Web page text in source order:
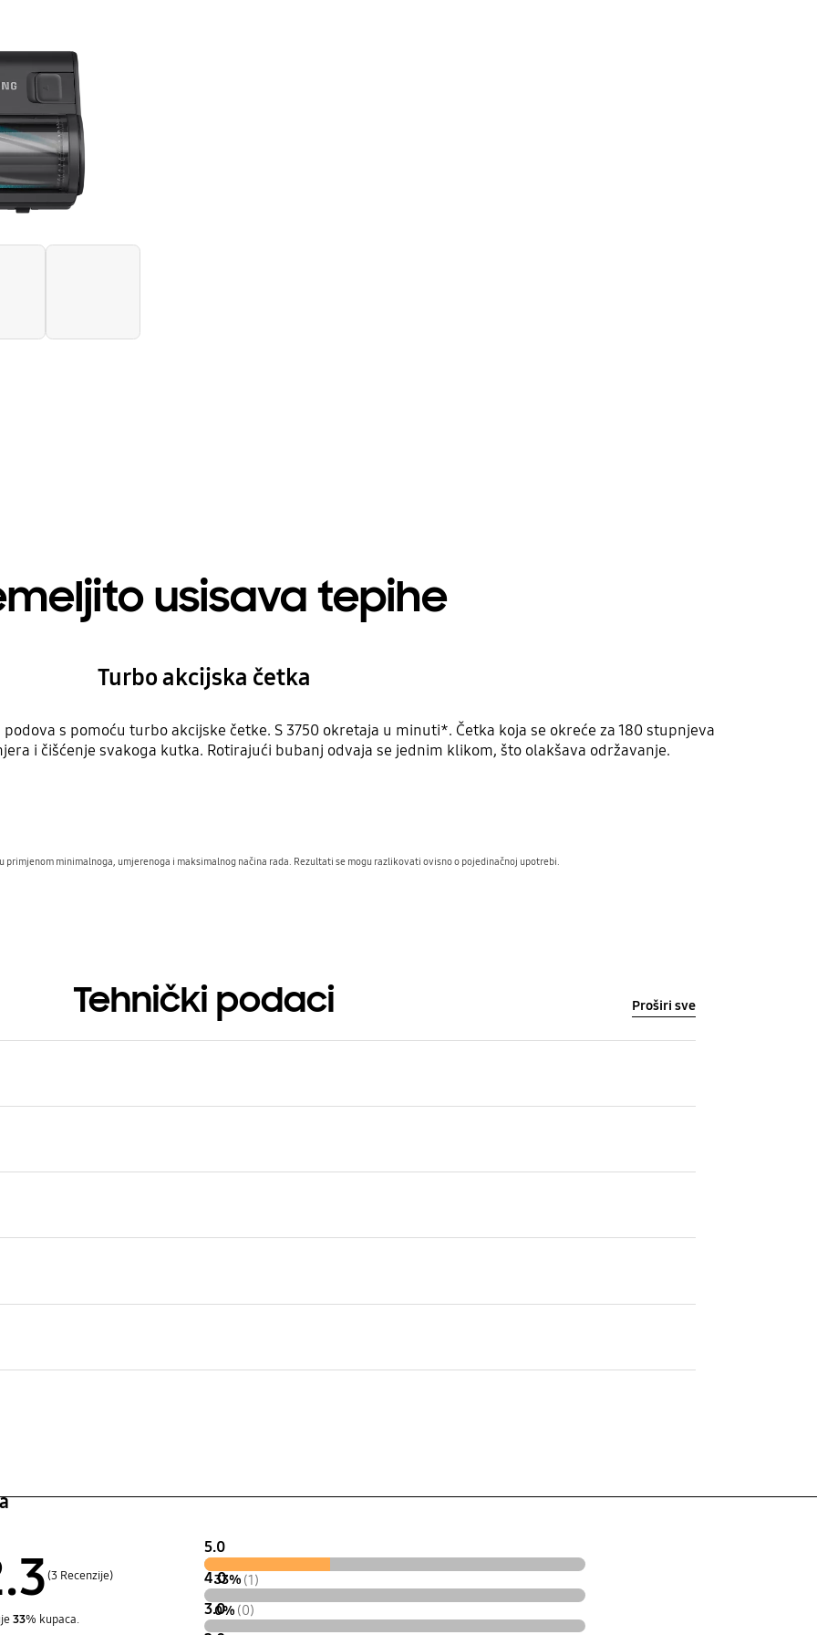
usisava tepihe
Turbo akcijska četka
s pomoću turbo akcijske četke. S 3750 okretaja u minuti*. Četka koja se okreće za 180 stupnjeva
i čišćenje svakoga kutka. Rotirajući bubanj odvaja se jednim klikom, što olakšava održavanje.
minimalnoga, umjerenoga i maksimalnog načina rada. Rezultati se mogu razlikovati ovisno o pojedinačnoj upotrebi.
Tehnički podaci Proširi sve
(3 Recenzije)
33% kupaca.
5.0
33% (1)
4.0
0% (0)
3.0